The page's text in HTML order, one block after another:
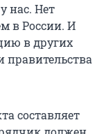
нас. Нет
в России. И
в других
правительства
составляет